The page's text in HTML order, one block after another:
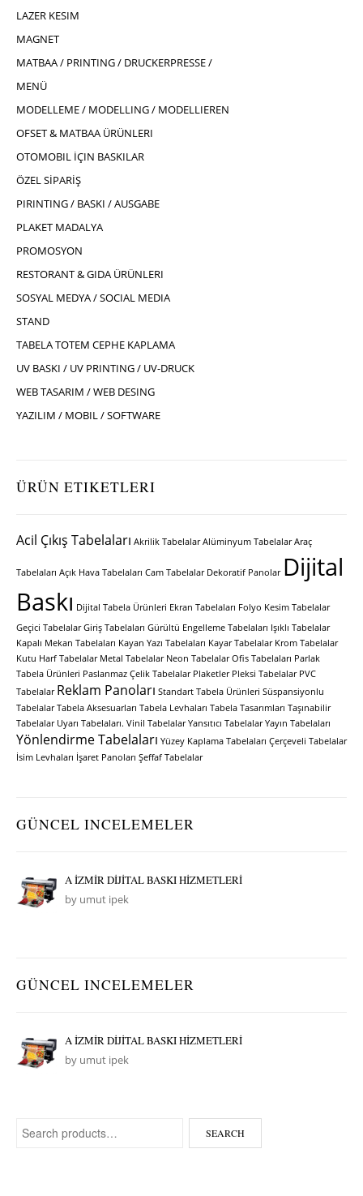
LAZER KESIM
MAGNET
MATBAA / PRINTING / DRUCKERPRESSE /
MENÜ
MODELLEME / MODELLING / MODELLIEREN
OFSET & MATBAA ÜRÜNLERI
OTOMOBIL İÇIN BASKILAR
ÖZEL SİPARİŞ
PIRINTING / BASKI / AUSGABE
PLAKET MADALYA
PROMOSYON
RESTORANT & GIDA ÜRÜNLERI
SOSYAL MEDYA / SOCIAL MEDIA
STAND
TABELA TOTEM CEPHE KAPLAMA
UV BASKI / UV PRINTING / UV-DRUCK
WEB TASARIM / WEB DESING
YAZILIM / MOBIL / SOFTWARE
ÜRÜN ETIKETLERI
Acil Çıkış Tabelaları Akrilik Tabelalar Alüminyum Tabelalar Araç
Tabelaları Açık Hava Tabelaları Cam Tabelalar Dekoratif Panolar Dijital
Baskı Dijital Tabela Ürünleri Ekran Tabelaları Folyo Kesim Tabelalar
Geçici Tabelalar Giriş Tabelaları Gürültü Engelleme Tabelaları Işıklı Tabelalar
Kapalı Mekan Tabelaları Kayan Yazı Tabelaları Kayar Tabelalar Krom Tabelalar
Kutu Harf Tabelalar Metal Tabelalar Neon Tabelalar Ofis Tabelaları Parlak
Tabela Ürünleri Paslanmaz Çelik Tabelalar Plaketler Pleksi Tabelalar PVC
Tabelalar Reklam Panoları Standart Tabela Ürünleri Süspansiyonlu
Tabelalar Tabela Aksesuarları Tabela Levhaları Tabela Tasarımları Taşınabilir
Tabelalar Uyarı Tabelaları. Vinil Tabelalar Yansıtıcı Tabelalar Yayın Tabelaları
Yönlendirme Tabelaları Yüzey Kaplama Tabelaları Çerçeveli Tabelalar
İsim Levhaları İşaret Panoları Şeffaf Tabelalar
GÜNCEL INCELEMELER
A İZMİR DİJİTAL BASKI HİZMETLERİ
by umut ipek
GÜNCEL INCELEMELER
A İZMİR DİJİTAL BASKI HİZMETLERİ
by umut ipek
Search for: SEARCH